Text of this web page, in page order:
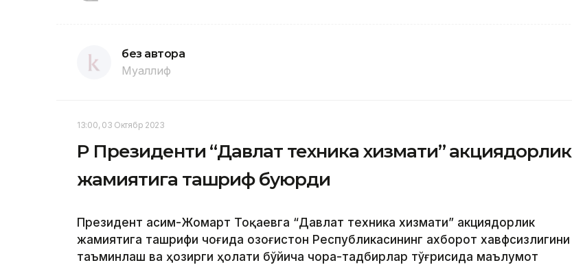
без автора
Муаллиф
13:00, 03 Октябр 2023
ҚР Президенти “Давлат техника хизмати” акциядорлик
жамиятига ташриф буюрди
Президент Қасим-Жомарт Тоқаевга “Давлат техника хизмати” акциядорлик
жамиятига ташрифи чоғида Қозоғистон Республикасининг ахборот хавфсизлигини
таъминлаш ва ҳозирги ҳолати бўйича чора-тадбирлар тўғрисида маълумот